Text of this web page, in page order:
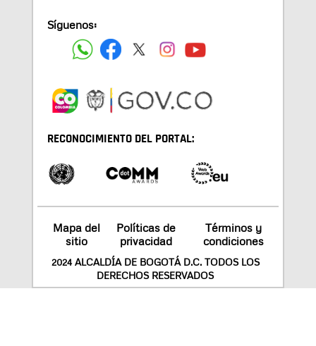
Síguenos:
RECONOCIMIENTO DEL PORTAL:
Mapa del
sitio
Políticas de
privacidad
Términos y
condiciones
2024 ALCALDÍA DE BOGOTÁ D.C. TODOS LOS
DERECHOS RESERVADOS